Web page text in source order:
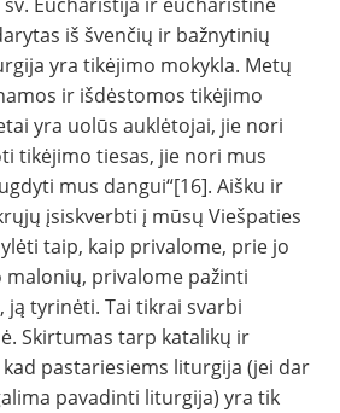
iš švenčių ir bažnytinių
yra tikėjimo mokykla. Metų
ir išdėstomos tikėjimo
yra uolūs auklėtojai, jie nori
tikėjimo tiesas, jie nori mus
mus dangui“[16]. Aišku ir
įsiskverbti į mūsų Viešpaties
taip, kaip privalome, prie jo
privalome pažinti
tyrinėti. Tai tikrai svarbi
Skirtumas tarp katalikų ir
pastariesiems liturgija (jei dar
pavadinti liturgija) yra tik